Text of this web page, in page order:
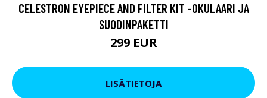
CELESTRON EYEPIECE AND FILTER KIT -OKULAARI JA
SUODINPAKETTI
299 EUR
LISÄTIETOJA